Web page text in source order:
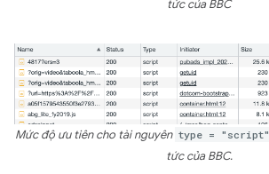
tức của BBC
Mức độ ưu tiên cho tài nguyên type = "script"
tức của BBC.